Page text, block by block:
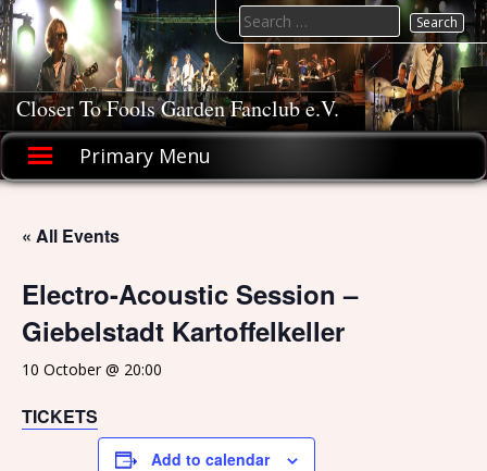
Skip
to
content
Closer To Fools Garden Fanclub e.V.
Primary Menu
Search
for:
« All Events
Electro-Acoustic Session –
Giebelstadt Kartoffelkeller
10 October @ 20:00
TICKETS
Add to calendar